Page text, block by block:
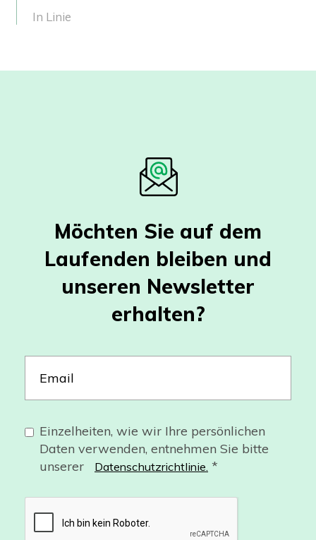
In Linie
Möchten Sie auf dem
Laufenden bleiben und
unseren Newsletter
erhalten?
Einzelheiten, wie wir Ihre persönlichen
Daten verwenden, entnehmen Sie bitte
unserer
Datenschutzrichtlinie. *